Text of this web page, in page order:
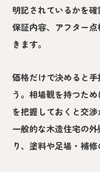
明記されているかを
保証内容、アフター
きます。
価格だけで決めると
う。相場観を持つた
を把握しておくと交渉
一般的な木造住宅の
り、塗料や足場・補修